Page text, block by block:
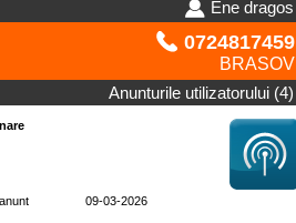
Ene dragos
0724817459
BRASOV
Anunturile utilizatorului (4)
09-03-2026